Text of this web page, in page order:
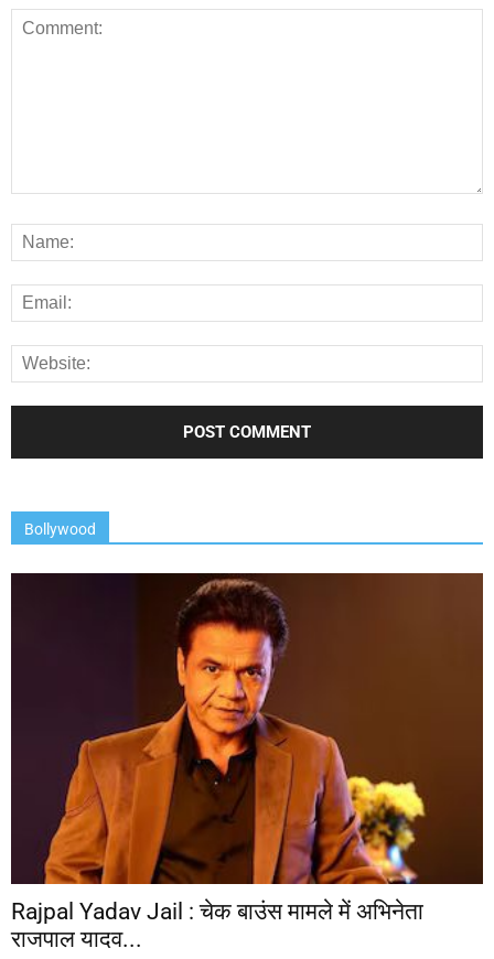
Bollywood
Rajpal Yadav Jail : चेक बाउंस मामले में अभिनेता
राजपाल यादव...